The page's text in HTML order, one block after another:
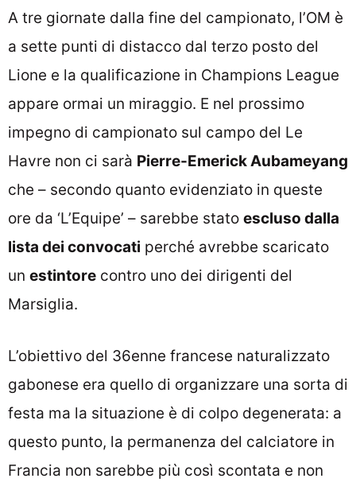
A tre giornate dalla fine del campionato, l’OM è
a sette punti di distacco dal terzo posto del
Lione e la qualificazione in Champions League
appare ormai un miraggio. E nel prossimo
impegno di campionato sul campo del Le
Havre non ci sarà Pierre-Emerick Aubameyang
che – secondo quanto evidenziato in queste
ore da ‘L’Equipe’ – sarebbe stato escluso dalla
lista dei convocati perché avrebbe scaricato
un estintore contro uno dei dirigenti del
Marsiglia.
L’obiettivo del 36enne francese naturalizzato
gabonese era quello di organizzare una sorta di
festa ma la situazione è di colpo degenerata: a
questo punto, la permanenza del calciatore in
Francia non sarebbe più così scontata e non